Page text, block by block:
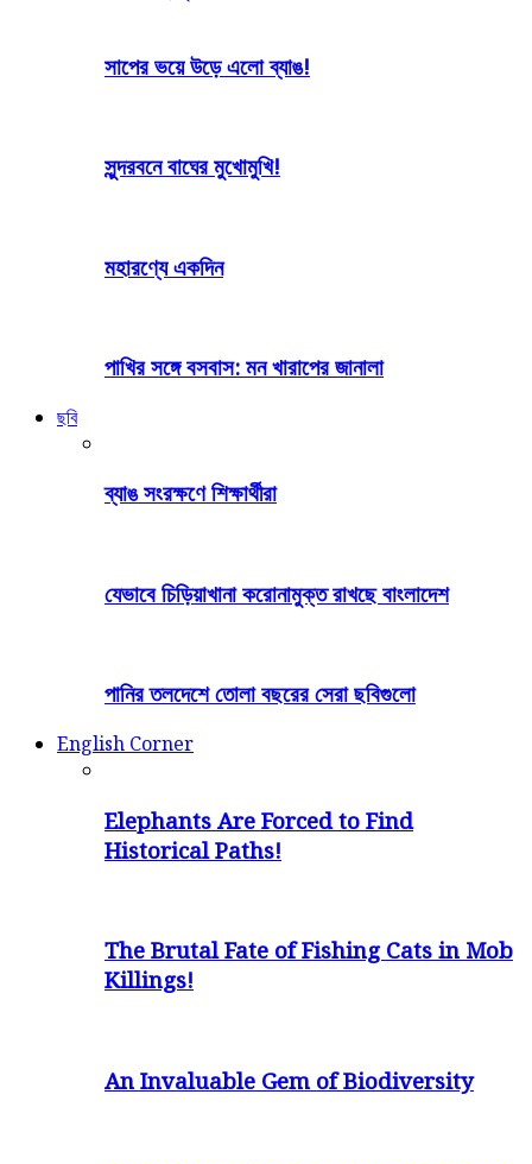
সাপের ভয়ে উড়ে এলো ব্যাঙ!
সুন্দরবনে বাঘের মুখোমুখি!
মহারণ্যে একদিন
পাখির সঙ্গে বসবাস: মন খারাপের জানালা
ছবি
ব্যাঙ সংরক্ষণে শিক্ষার্থীরা
যেভাবে চিড়িয়াখানা করোনামুক্ত রাখছে বাংলাদেশ
পানির তলদেশে তোলা বছরের সেরা ছবিগুলো
English Corner
Elephants Are Forced to Find
Historical Paths!
The Brutal Fate of Fishing Cats in Mob
Killings!
An Invaluable Gem of Biodiversity